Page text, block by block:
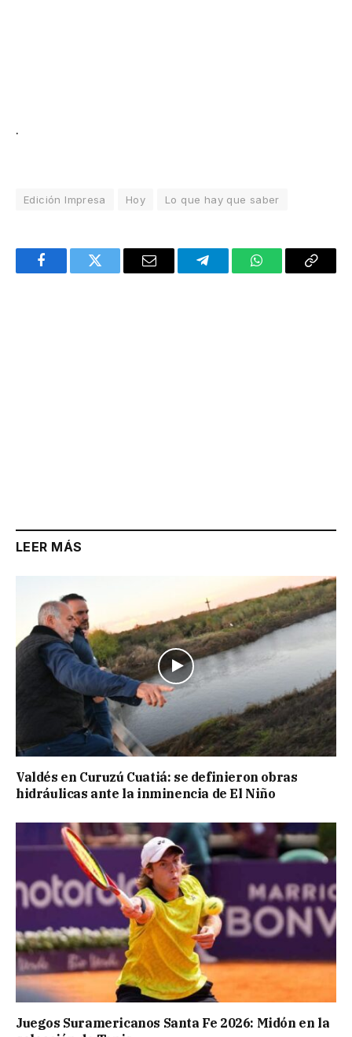
.
Edición Impresa Hoy Lo que hay que saber
FacebookTwitter Email TelegramWhatsAppCopy
LEER MÁS
Valdés en Curuzú Cuatiá: se definieron obras
hidráulicas ante la inminencia de El Niño
Juegos Suramericanos Santa Fe 2026: Midón en la